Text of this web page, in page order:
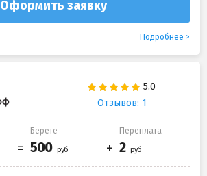
Оформить заявку
Подробнее
Отзывов: 1
Берете Переплата